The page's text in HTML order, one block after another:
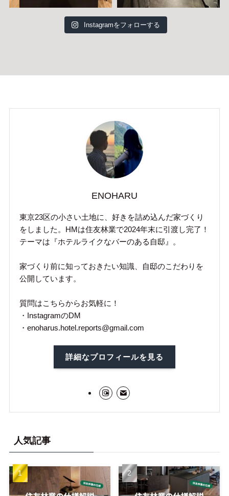
Instagramをフォローする
ENOHARU
東京23区の小さい土地に、好きを詰め込んだ家づくり
をしました。HMは住友林業で2024年末に引渡し完了！
テーマは『ホテルライクなバーのある自邸』。
家づくり前に知っておきたい知識、自邸のこだわりを
公開しています。
質問はこちらからお気軽に！
・InstagramのDM
・enoharus.hotel.reports@gmail.com
詳細なプロフィールを見る
人気記事